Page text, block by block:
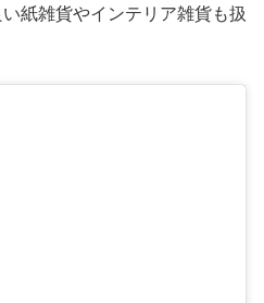
紙雑貨やインテリア雑貨も扱